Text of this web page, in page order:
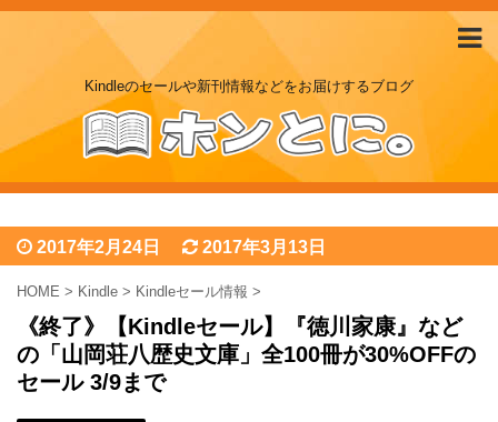
Kindleのセールや新刊情報などをお届けするブログ
2017年2月24日 2017年3月13日
HOME > Kindle > Kindleセール情報 >
《終了》【Kindleセール】『徳川家康』など
の「山岡荘八歴史文庫」全100冊が30%OFFの
セール 3/9まで